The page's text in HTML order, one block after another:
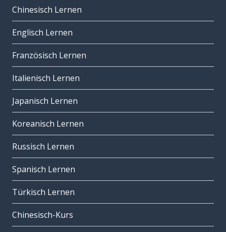
Chinesisch Lernen
Englisch Lernen
Französisch Lernen
Italienisch Lernen
Japanisch Lernen
Koreanisch Lernen
Russisch Lernen
Spanisch Lernen
Türkisch Lernen
Chinesisch-Kurs